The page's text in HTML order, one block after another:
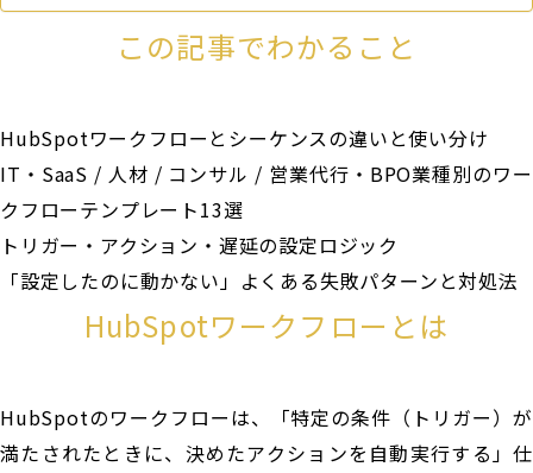
この記事でわかること
HubSpotワークフローとシーケンスの違いと使い分け
IT・SaaS / 人材 / コンサル / 営業代行・BPO業種別のワー
クフローテンプレート13選
トリガー・アクション・遅延の設定ロジック
「設定したのに動かない」よくある失敗パターンと対処法
HubSpotワークフローとは
HubSpotのワークフローは、「特定の条件（トリガー）が
満たされたときに、決めたアクションを自動実行する」仕